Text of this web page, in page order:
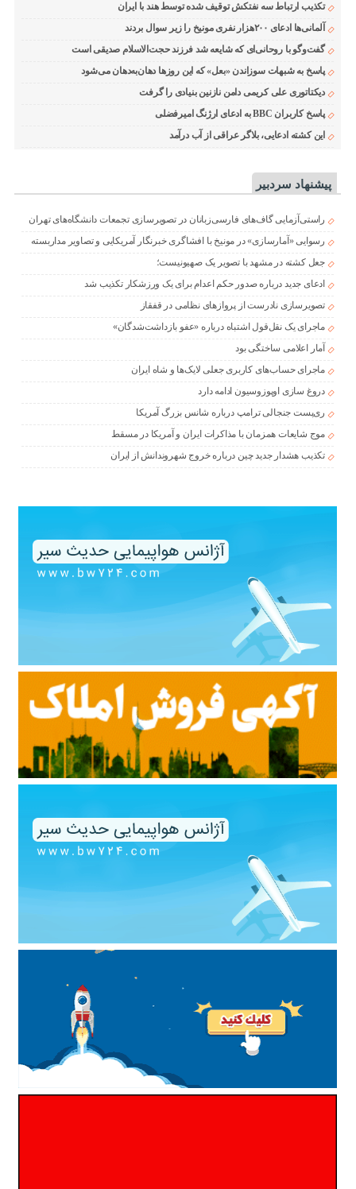
تکذیب ارتباط سه نفتکش توقیف شده توسط هند با ایران
آلمانی‌ها ادعای ۲۰۰هزار نفری مونیخ را زیر سوال بردند
گفت‌وگو با روحانی‌ای که شایعه شد فرزند حجت‌الاسلام صدیقی است
پاسخ به شبهات سوزاندن «بعل» که این روزها دهان‌به‌دهان می‌شود
دیکتاتوری علی کریمی دامن نازنین بنیادی را گرفت
پاسخ کاربران BBC به ادعای ارژنگ امیرفضلی
این کشته ادعایی، بلاگر عراقی از آب درآمد
پیشنهاد سردبیر
راستی‌آزمایی گاف‌های فارسی‌زبانان در تصویرسازی تجمعات دانشگاه‌های تهران
رسوایی «آمارسازی» در مونیخ با افشاگری خبرنگار آمریکایی و تصاویر مداربسته
جعل کشته در مشهد با تصویر یک صهیونیست؛
ادعای جدید درباره صدور حکم اعدام برای یک ورزشکار تکذیب شد
تصویرسازی نادرست از پروازهای نظامی در قفقاز
ماجرای یک نقل‌قول اشتباه درباره «عفو بازداشت‌شدگان»
آمار اعلامی ساختگی بود
ماجرای حساب‌های کاربری جعلی لایک‌ها و شاه ایران
دروغ سازی اوپوزوسیون ادامه دارد
ری‌پست جنجالی ترامپ درباره شانس بزرگ آمریکا
موج شایعات همزمان با مذاکرات ایران و آمریکا در مسقط
تکذیب هشدار جدید چین درباره خروج شهروندانش از ایران